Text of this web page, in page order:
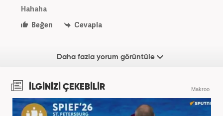
Hahaha
Beğen
Cevapla
Daha fazla yorum görüntüle
İLGİNİZİ ÇEKEBİLİR Makroo